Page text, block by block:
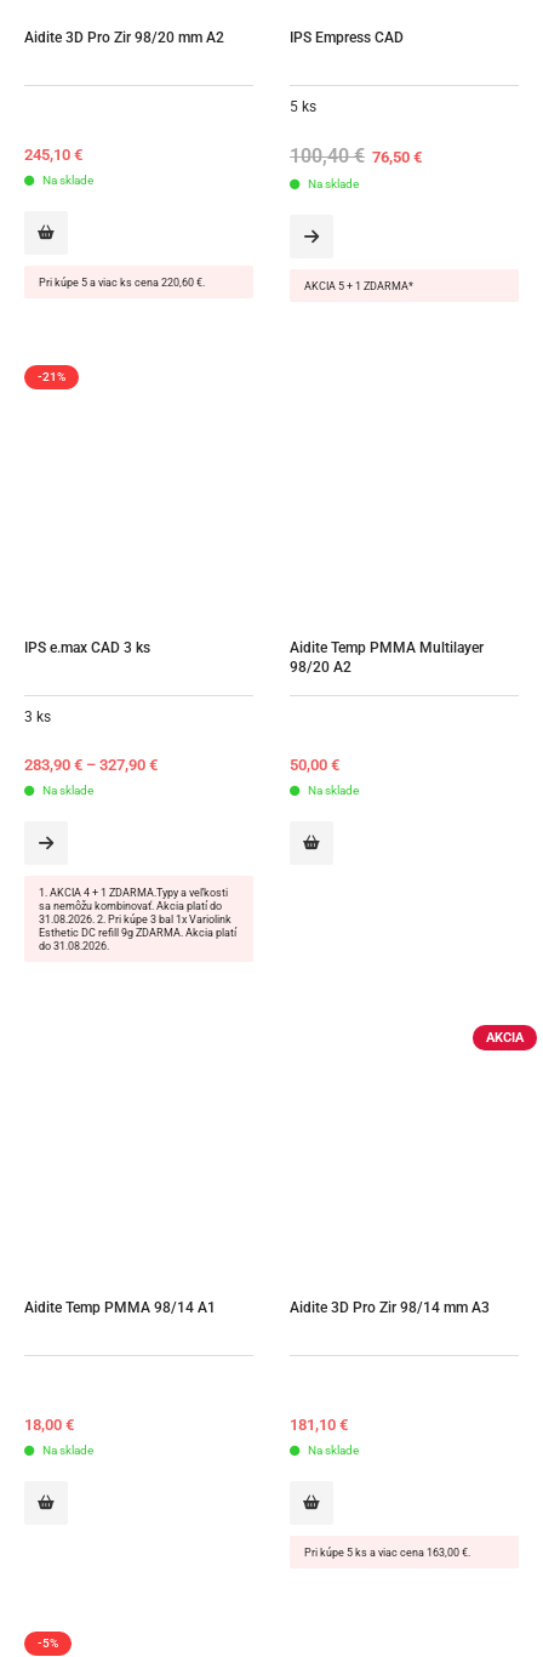
Aidite 3D Pro Zir 98/20 mm A2
245,10 €
Na sklade
Pri kúpe 5 a viac ks cena 220,60 €.
IPS Empress CAD
5 ks
100,40€ Original
price
76,50€Current
Na sklade
AKCIA 5 + 1 ZDARMA*
-21%
IPS e.max CAD 3 ks
3 ks
283,90 € – 327,90 €
Na sklade
1. AKCIA 4 + 1 ZDARMA.Typy a veľkosti
sa nemôžu kombinovať. Akcia platí do
31.08.2026. 2. Pri kúpe 3 bal 1x Variolink
Esthetic DC refill 9g ZDARMA. Akcia platí
do 31.08.2026.
Aidite Temp PMMA Multilayer
98/20 A2
50,00 €
Na sklade
Aidite Temp PMMA 98/14 A1
18,00 €
Na sklade
AKCIA
Aidite 3D Pro Zir 98/14 mm A3
181,10 €
Na sklade
Pri kúpe 5 ks a viac cena 163,00 €.
-5%